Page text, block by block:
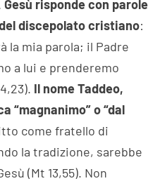
Gesù risponde con parole
discepolato cristiano:
la mia parola; il Padre
a lui e prenderemo
Il nome Taddeo,
“magnanimo” o “dal
come fratello di
la tradizione, sarebbe
(Mt 13,55). Non